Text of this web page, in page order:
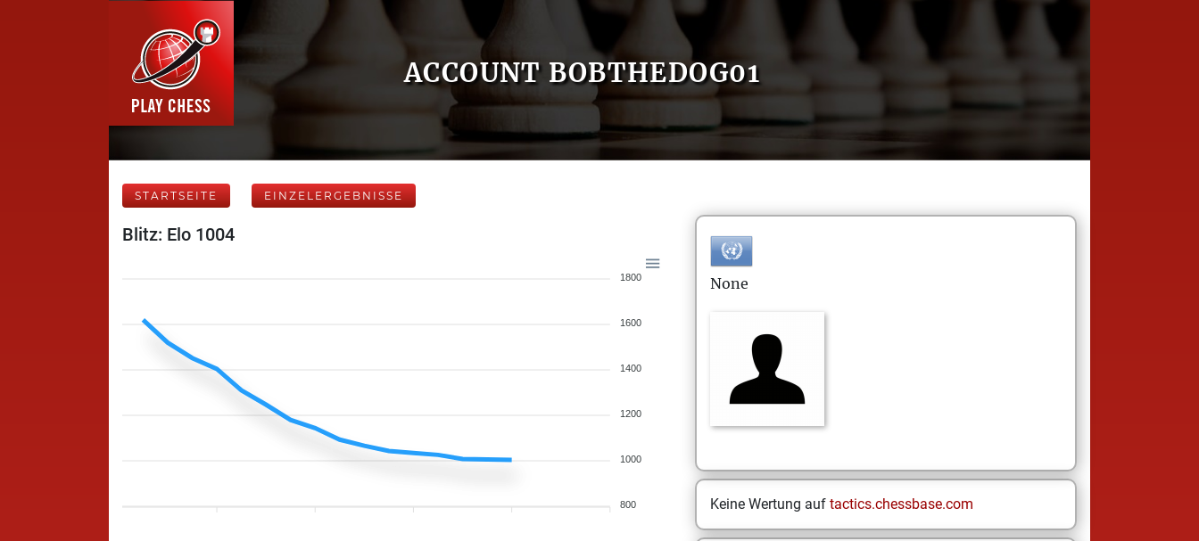
ACCOUNT BOBTHEDOG01
STARTSEITE EINZELERGEBNISSE
Blitz: Elo 1004
1800
1600
1400
1200
1000
800
None
Keine Wertung auf tactics.chessbase.com